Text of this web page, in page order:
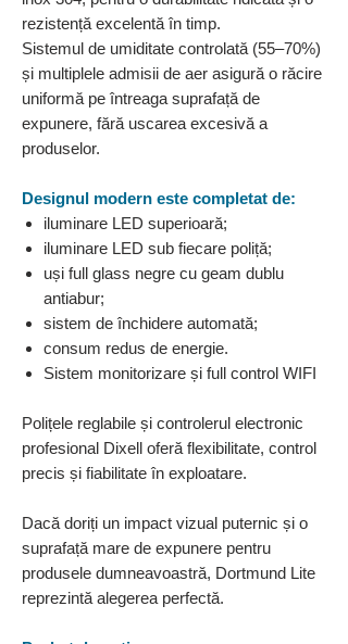
rezistență excelentă în timp.
Sistemul de umiditate controlată (55–70%)
și multiplele admisii de aer asigură o răcire
uniformă pe întreaga suprafață de
expunere, fără uscarea excesivă a
produselor.
Designul modern este completat de:
iluminare LED superioară;
iluminare LED sub fiecare poliță;
uși full glass negre cu geam dublu
antiabur;
sistem de închidere automată;
consum redus de energie.
Sistem monitorizare și full control WIFI
Polițele reglabile și controlerul electronic
profesional Dixell oferă flexibilitate, control
precis și fiabilitate în exploatare.
Dacă doriți un impact vizual puternic și o
suprafață mare de expunere pentru
produsele dumneavoastră, Dortmund Lite
reprezintă alegerea perfectă.